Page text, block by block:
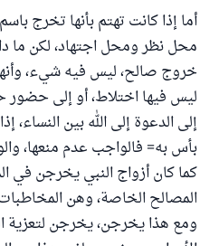
أما إذا كانت تهتم بأنها تخرج
محل نظر ومحل اجتهاد، لكن ما
خروج صالح، ليس فيه شيء،
ليس فيها اختلاط، أو إلى حضور
إلى الدعوة إلى الله بين النساء،
بأس به= فالواجب عدم منعها،
كما كان أزواج النبي يخرجن في
المصالح الخاصة، وهن
ومع هذا يخرجن، يخرجن